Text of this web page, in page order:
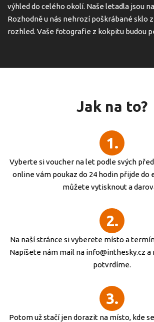
výhled do celého okolí. Naše letadla jsou
Rozhodně u nás nehrozí poškrábané sklo
rozhled. Vaše fotografie z kokpitu budou
Jak na to?
1.
Vyberte si voucher na let podle svých
online vám poukaz do 24 hodin přijde do
můžete vytisknout a
2.
Na naší stránce si vyberete místo a
Napíšete nám mail na info@inthesky.cz a
potvrdíme.
3.
Potom už stačí jen dorazit na místo, kde